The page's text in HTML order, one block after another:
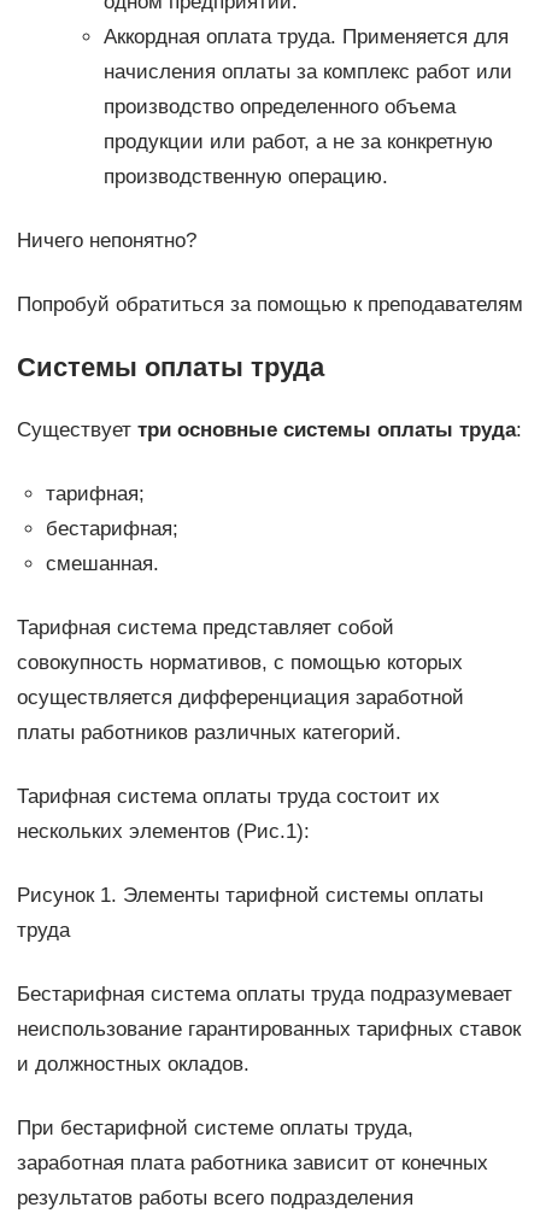
Аккордная оплата труда. Применяется для
начисления оплаты за комплекс работ или
производство определенного объема
продукции или работ, а не за конкретную
производственную операцию.
Ничего непонятно?
Попробуй обратиться за помощью к преподавателям
Системы оплаты труда
Существует три основные системы оплаты труда:
тарифная;
бестарифная;
смешанная.
Тарифная система представляет собой
совокупность нормативов, с помощью которых
осуществляется дифференциация заработной
платы работников различных категорий.
Тарифная система оплаты труда состоит их
нескольких элементов (Рис.1):
Рисунок 1. Элементы тарифной системы оплаты
труда
Бестарифная система оплаты труда подразумевает
неиспользование гарантированных тарифных ставок
и должностных окладов.
При бестарифной системе оплаты труда,
заработная плата работника зависит от конечных
результатов работы всего подразделения